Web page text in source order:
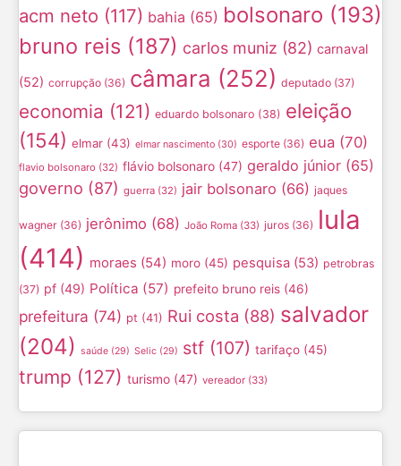
acm neto (117) bahia (65) bolsonaro (193)
bruno reis (187) carlos muniz (82) carnaval
(52) corrupção (36) câmara (252) deputado (37)
economia (121) eduardo bolsonaro (38) eleição
(154) elmar (43) elmar nascimento (30) esporte (36) eua (70)
flavio bolsonaro (32) flávio bolsonaro (47) geraldo júnior (65)
governo (87) guerra (32) jair bolsonaro (66) jaques
wagner (36) jerônimo (68) João Roma (33) juros (36) lula
(414) moraes (54) moro (45) pesquisa (53) petrobras
(37) pf (49) Política (57) prefeito bruno reis (46)
prefeitura (74) pt (41) Rui costa (88) salvador
(204) saúde (29) Selic (29) stf (107) tarifaço (45)
trump (127) turismo (47) vereador (33)